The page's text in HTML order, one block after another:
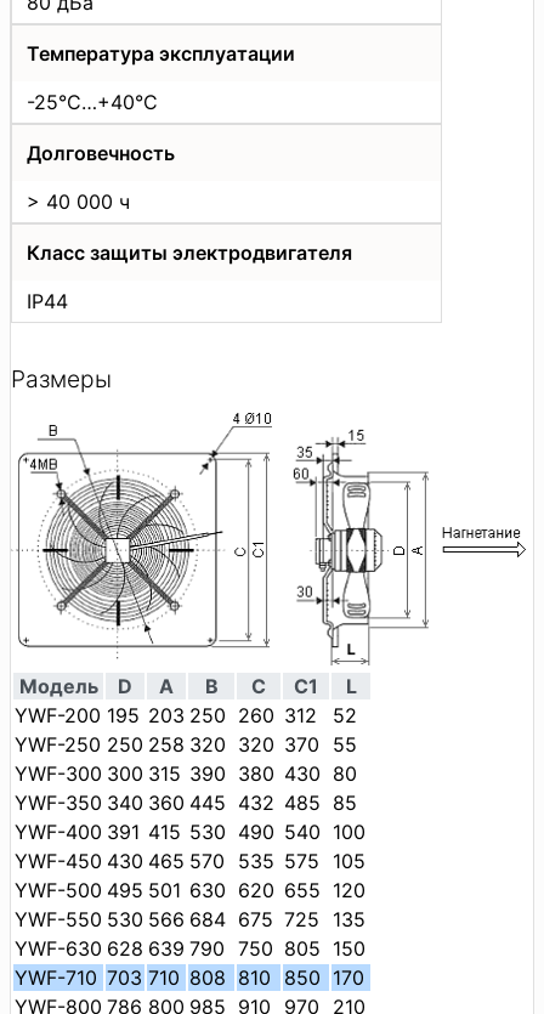
Температура эксплуатации
-25°C…+40°C
Долговечность
> 40 000 ч
Класс защиты электродвигателя
IP44
Размеры
Модель D A B C C1
L
YWF-200 195 203 250 260 312
52
YWF-250 250 258 320 320 370
55
YWF-300 300 315 390 380 430 80
YWF-350 340 360 445 432 485 85
YWF-400 391 415 530 490 540 100
YWF-450 430 465 570 535 575
105
YWF-500 495 501 630 620 655 120
YWF-550 530 566 684 675 725
135
YWF-630 628 639 790 750 805 150
YWF-710 703 710 808 810 850 170
YWF-800 786 800 985 910 970
210